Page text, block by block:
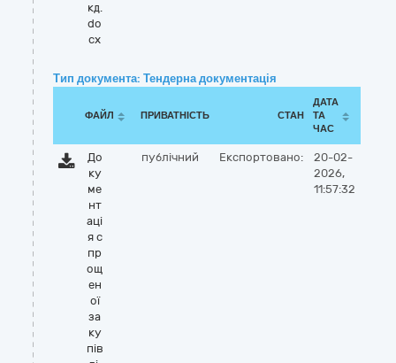
кд.
do
cx
Тип документа: Тендерна документація
ФАЙЛ ПРИВАТНІСТЬ СТАН
ДАТА
ТА
ЧАС
До
ку
ме
нт
аці
я с
пр
ощ
ен
ої
за
ку
пів
публічний Експортовано:
20-02-
2026,
11:57:32